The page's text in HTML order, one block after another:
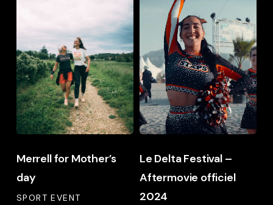
Mother’s
day
SPORT EVENT
Merrell for Mother’s
day
Festival
–
Aftermovie
officiel
2024
Le Delta Festival –
Aftermovie officiel
2024